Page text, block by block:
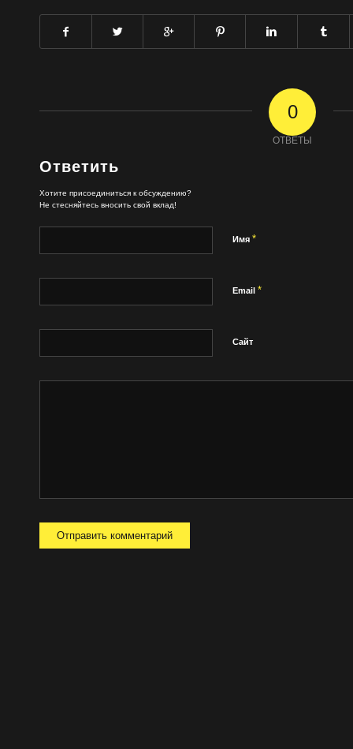
0
ОТВЕТЫ
Ответить
Хотите присоединиться к обсуждению?
Не стесняйтесь вносить свой вклад!
Имя *
Email *
Сайт